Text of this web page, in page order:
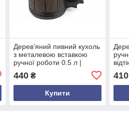
Дерев’яний пивний кухоль
з металевою вставкою
ручної роботи 0.5 л |
Келих для пива
440₴
Купити
410